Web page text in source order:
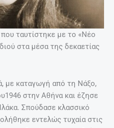
ταυτίστηκε με το «Νέο
στα μέσα της δεκαετίας
με καταγωγή από τη Νάξο,
στην Αθήνα και έζησε
Σπούδασε κλασσικό
εντελώς τυχαία στις